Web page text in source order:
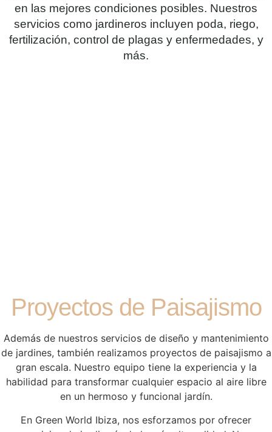
en las mejores condiciones posibles. Nuestros
servicios como jardineros incluyen poda, riego,
fertilización, control de plagas y enfermedades, y
más.
Proyectos de Paisajismo
Además de nuestros servicios de diseño y mantenimiento
de jardines, también realizamos proyectos de paisajismo a
gran escala. Nuestro equipo tiene la experiencia y la
habilidad para transformar cualquier espacio al aire libre
en un hermoso y funcional jardín.
En Green World Ibiza, nos esforzamos por ofrecer